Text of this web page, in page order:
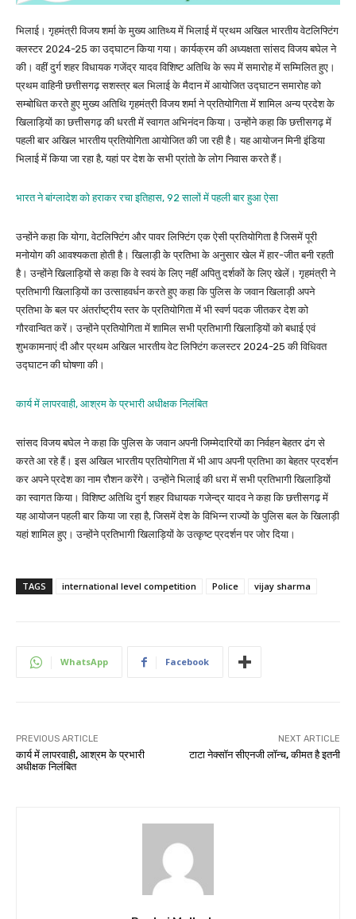
भिलाई। गृहमंत्री विजय शर्मा के मुख्य आतिथ्य में भिलाई में प्रथम अखिल भारतीय वेटलिफ्टिंग
क्लस्टर 2024-25 का उद्घाटन किया गया। कार्यक्रम की अध्यक्षता सांसद विजय बघेल ने
की। वहीं दुर्ग शहर विधायक गजेंद्र यादव विशिष्ट अतिथि के रूप में समारोह में सम्मिलित हुए।
प्रथम वाहिनी छत्तीसगढ़ सशस्त्र बल भिलाई के मैदान में आयोजित उद्घाटन समारोह को
सम्बोधित करते हुए मुख्य अतिथि गृहमंत्री विजय शर्मा ने प्रतियोगिता में शामिल अन्य प्रदेश के
खिलाड़ियों का छत्तीसगढ़ की धरती में स्वागत अभिनंदन किया। उन्होंने कहा कि छत्तीसगढ़ में
पहली बार अखिल भारतीय प्रतियोगिता आयोजित की जा रही है। यह आयोजन मिनी इंडिया
भिलाई में किया जा रहा है, यहां पर देश के सभी प्रांतो के लोग निवास करते हैं।
भारत ने बांग्लादेश को हराकर रचा इतिहास, 92 सालों में पहली बार हुआ ऐसा
उन्होंने कहा कि योगा, वेटलिफ्टिंग और पावर लिफ्टिंग एक ऐसी प्रतियोगिता है जिसमें पूरी
मनोयोग की आवश्यकता होती है। खिलाड़ी के प्रतिभा के अनुसार खेल में हार-जीत बनी रहती
है। उन्होंने खिलाड़ियों से कहा कि वे स्वयं के लिए नहीं अपितु दर्शकों के लिए खेलें। गृहमंत्री ने
प्रतिभागी खिलाड़ियों का उत्साहवर्धन करते हुए कहा कि पुलिस के जवान खिलाड़ी अपने
प्रतिभा के बल पर अंतर्राष्ट्रीय स्तर के प्रतियोगिता में भी स्वर्ण पदक जीतकर देश को
गौरवान्वित करें। उन्होंने प्रतियोगिता में शामिल सभी प्रतिभागी खिलाड़ियों को बधाई एवं
शुभकामनाएं दी और प्रथम अखिल भारतीय वेट लिफ्टिंग कलस्टर 2024-25 की विधिवत
उद्घाटन की घोषणा की।
कार्य में लापरवाही, आश्रम के प्रभारी अधीक्षक निलंबित
सांसद विजय बघेल ने कहा कि पुलिस के जवान अपनी जिम्मेदारियों का निर्वहन बेहतर ढंग से
करते आ रहे हैं। इस अखिल भारतीय प्रतियोगिता में भी आप अपनी प्रतिभा का बेहतर प्रदर्शन
कर अपने प्रदेश का नाम रौशन करेंगे। उन्होंने भिलाई की धरा में सभी प्रतिभागी खिलाड़ियों
का स्वागत किया। विशिष्ट अतिथि दुर्ग शहर विधायक गजेन्द्र यादव ने कहा कि छत्तीसगढ़ में
यह आयोजन पहली बार किया जा रहा है, जिसमें देश के विभिन्न राज्यों के पुलिस बल के खिलाड़ी
यहां शामिल हुए। उन्होंने प्रतिभागी खिलाड़ियों के उत्कृष्ट प्रदर्शन पर जोर दिया।
TAGS international level competition Police vijay sharma
WhatsApp Facebook
PREVIOUS ARTICLE
कार्य में लापरवाही, आश्रम के प्रभारी
अधीक्षक निलंबित
NEXT ARTICLE
टाटा नेक्सॉन सीएनजी लॉन्च, कीमत है इतनी